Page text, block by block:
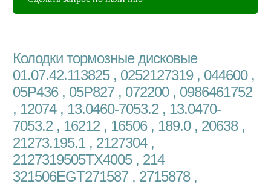
Колодки тормозные дисковые
01.07.42.113825 , 0252127319 , 044600 ,
05P436 , 05P827 , 072200 , 0986461752
, 12074 , 13.0460-7053.2 , 13.0470-
7053.2 , 16212 , 16506 , 189.0 , 20638 ,
21273.195.1 , 2127304 ,
2127319505TX4005 , 214
321506EGT271587 , 2715878 ,